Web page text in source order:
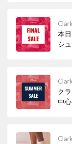
本
シ
ク
中